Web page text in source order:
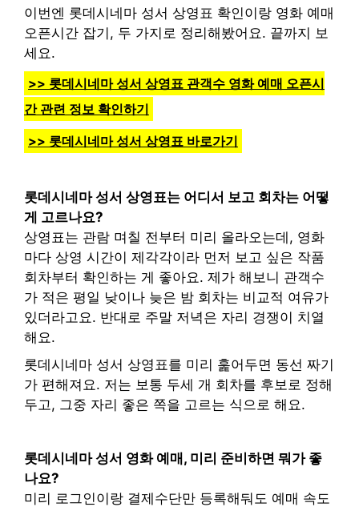
이번엔 롯데시네마 성서 상영표 확인이랑 영화 예매
오픈시간 잡기, 두 가지로 정리해봤어요. 끝까지 보
세요.
>> 롯데시네마 성서 상영표 관객수 영화 예매 오픈시
간 관련 정보 확인하기
>> 롯데시네마 성서 상영표 바로가기
롯데시네마 성서 상영표는 어디서 보고 회차는 어떻
게 고르나요?
상영표는 관람 며칠 전부터 미리 올라오는데, 영화
마다 상영 시간이 제각각이라 먼저 보고 싶은 작품
회차부터 확인하는 게 좋아요. 제가 해보니 관객수
가 적은 평일 낮이나 늦은 밤 회차는 비교적 여유가
있더라고요. 반대로 주말 저녁은 자리 경쟁이 치열
해요.
롯데시네마 성서 상영표를 미리 훑어두면 동선 짜기
가 편해져요. 저는 보통 두세 개 회차를 후보로 정해
두고, 그중 자리 좋은 쪽을 고르는 식으로 해요.
롯데시네마 성서 영화 예매, 미리 준비하면 뭐가 좋
나요?
미리 로그인이랑 결제수단만 등록해둬도 예매 속도